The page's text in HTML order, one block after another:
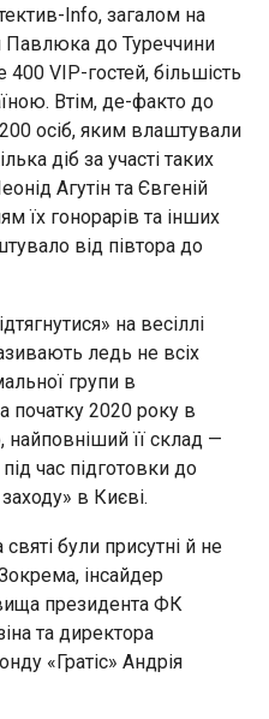
Info, загалом на
Павлюка до Туреччини
VIP-гостей, більшість
Втім, де-факто до
осіб, яким влаштували
діб за участі таких
Агутін та Євгеній
їх гонорарів та інших
від півтора до
на весіллі
ледь не всіх
групи в
початку 2020 року в
найповніший її склад —
час підготовки до
в Києві.
були присутні й не
інсайдер
президента ФК
та директора
«Гратіс» Андрія